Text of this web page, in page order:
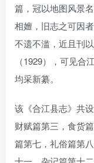
篇，冠以地图风景
相嬗，旧志之可因
不遗不滥，近且刊
（1929），可见
均采新纂。
该《合江县志》共
财赋篇第三，食货
篇第七，礼俗篇第